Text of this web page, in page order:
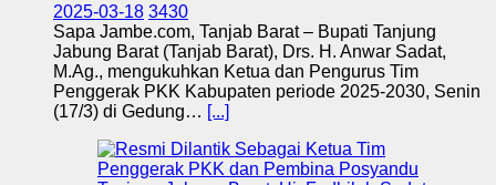
2025-03-18 3430
Sapa Jambe.com, Tanjab Barat – Bupati Tanjung
Jabung Barat (Tanjab Barat), Drs. H. Anwar Sadat,
M.Ag., mengukuhkan Ketua dan Pengurus Tim
Penggerak PKK Kabupaten periode 2025-2030, Senin
(17/3) di Gedung… [...]